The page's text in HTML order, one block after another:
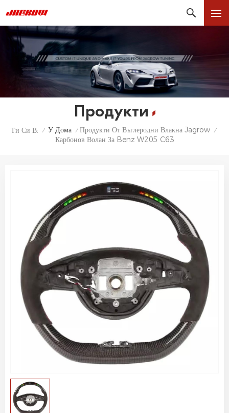
Продукти
Ти Си В: / У Дома / Продукти От Въглеродни Влакна Jagrow /
Карбонов Волан За Benz W205 C63